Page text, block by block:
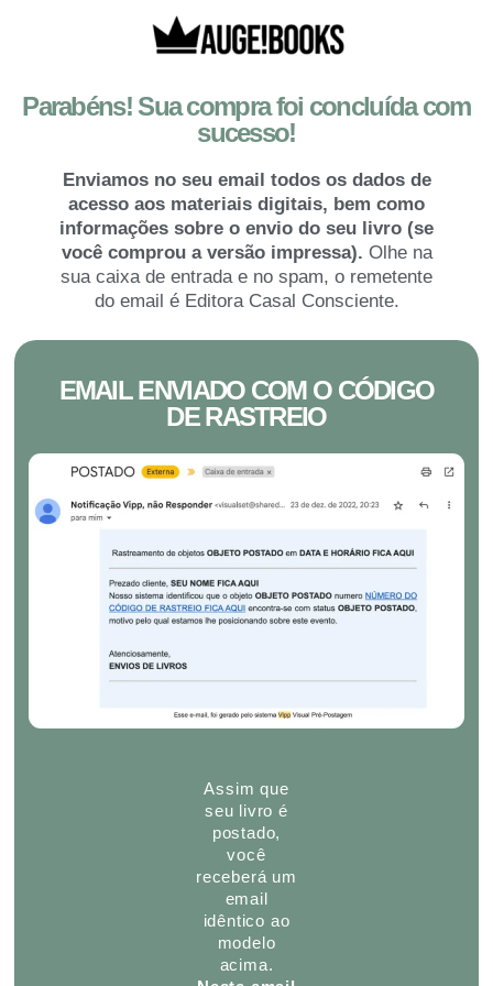
Parabéns! Sua compra foi concluída com
sucesso!
Enviamos no seu email todos os dados de
acesso aos materiais digitais, bem como
informações sobre o envio do seu livro (se
você comprou a versão impressa). Olhe na
sua caixa de entrada e no spam, o remetente
do email é Editora Casal Consciente.
EMAIL ENVIADO COM O CÓDIGO
DE RASTREIO
Assim que
seu livro é
postado,
você
receberá um
email
idêntico ao
modelo
acima.